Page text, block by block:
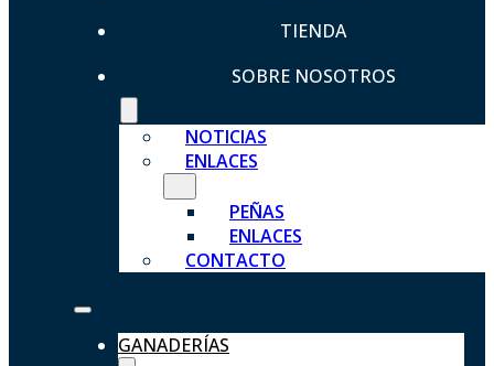
TIENDA
SOBRE NOSOTROS
NOTICIAS
ENLACES
PEÑAS
ENLACES
CONTACTO
GANADERÍAS